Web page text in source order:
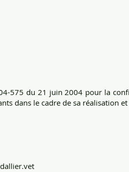
575 du 21 juin 2004 pour la
dans le cadre de sa réalisation